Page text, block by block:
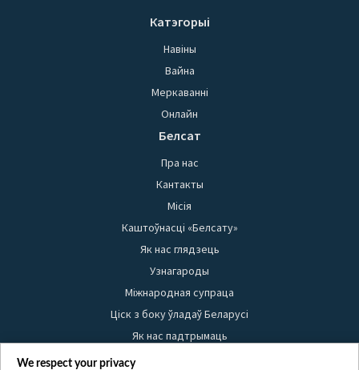
Катэгорыі
Навіны
Вайна
Меркаванні
Онлайн
Белсат
Пра нас
Кантакты
Місія
Каштоўнасці «Белсату»
Як нас глядзець
Узнагароды
Міжнародная супраца
Ціск з боку ўладаў Беларусі
Як нас падтрымаць
Правілы выкарыстання матэрыялаў
We respect your privacy